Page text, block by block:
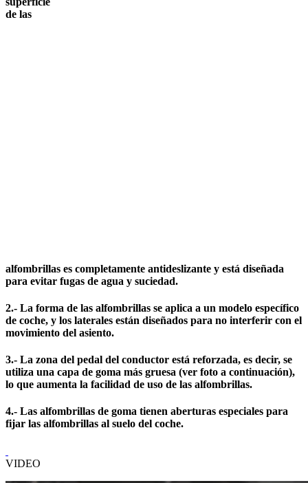
de las
alfombrillas es completamente antideslizante y está diseñada
para evitar fugas de agua y suciedad.
2.- La forma de las alfombrillas se aplica a un modelo específico
de coche, y los laterales están diseñados para no interferir con el
movimiento del asiento.
3.- La zona del pedal del conductor está reforzada, es decir, se
utiliza una capa de goma más gruesa (ver foto a continuación),
lo que aumenta la facilidad de uso de las alfombrillas.
4.- Las alfombrillas de goma tienen aberturas especiales para
fijar las alfombrillas al suelo del coche.
VIDEO